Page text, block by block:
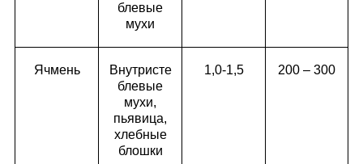
блевые
мухи
Ячмень
Внутристе
блевые
мухи,
пьявица,
хлебные
блошки
1,0-1,5 200 – 300